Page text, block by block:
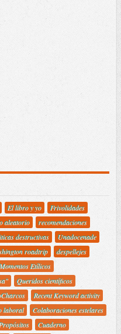
El libro y yo
Frivolidades
aleatorio
recomendaciones
destructivas
Unadocenade
roadtrip
despellejes
Etílicos
Queridos científicos
Recent Keyword activity
laboral
Colaboraciones estelares
Cuaderno